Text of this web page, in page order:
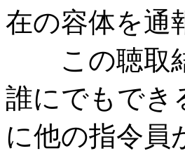
在の容体を通
この聴取結
誰にでもでき
に他の指令員